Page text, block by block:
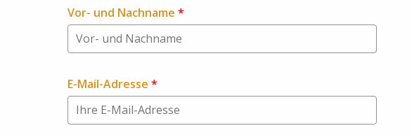
Vor- und Nachname *
E-Mail-Adresse *